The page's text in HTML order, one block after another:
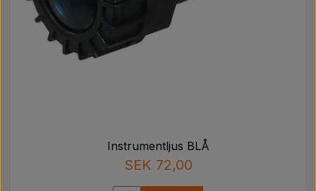
Instrumentljus BLÅ
SEK 72,00